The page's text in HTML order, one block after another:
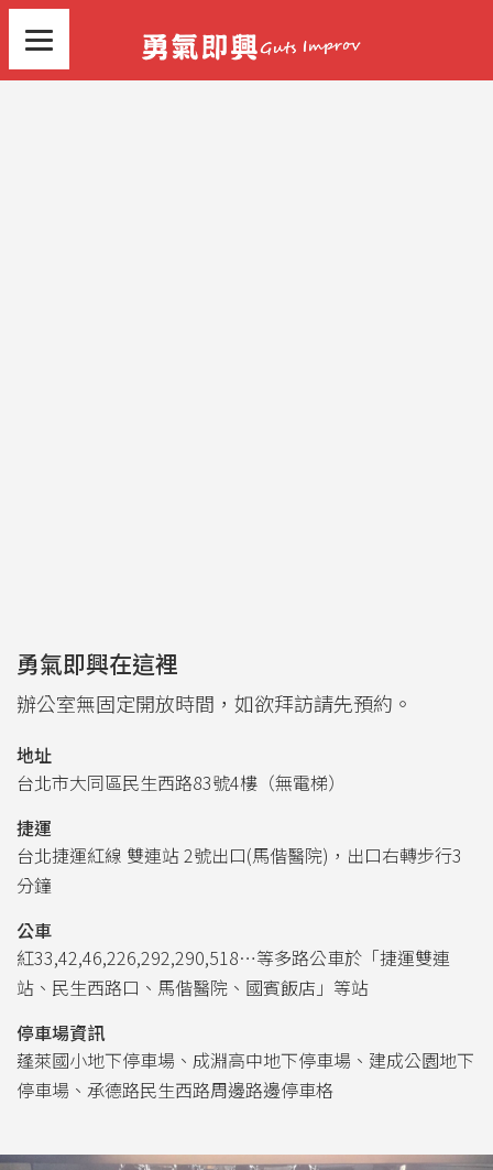
勇氣即興在這裡
辦公室無固定開放時間，如欲拜訪請先預約。
地址
台北市大同區民生西路83號4樓（無電梯）
捷運
台北捷運紅線 雙連站 2號出口(馬偕醫院)，出口右轉步行3
分鐘
公車
紅33,42,46,226,292,290,518…等多路公車於「捷運雙連
站、民生西路口、馬偕醫院、國賓飯店」等站
停車場資訊
蓬萊國小地下停車場、成淵高中地下停車場、建成公園地下
停車場、承德路民生西路周邊路邊停車格